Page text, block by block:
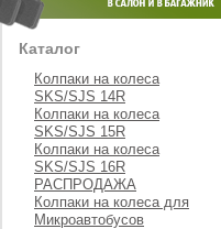
Каталог
Колпаки на колеса
SKS/SJS 14R
Колпаки на колеса
SKS/SJS 15R
Колпаки на колеса
SKS/SJS 16R
РАСПРОДАЖА
Колпаки на колеса для
Микроавтобусов